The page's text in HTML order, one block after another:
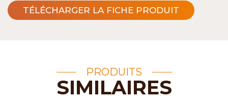
TÉLÉCHARGER LA FICHE PRODUIT
PRODUITS
SIMILAIRES